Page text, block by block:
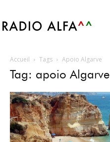
Accueil Tags Apoio Algarve
Tag: apoio Algarve